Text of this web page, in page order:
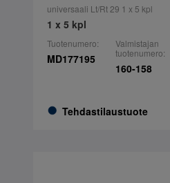
universaali Lt/Rt 29 1 x 5 kpl
1 x 5 kpl
Tuotenumero:
MD177195
Tehdastilaustuote
Valmistajan
tuotenumero:
160-158